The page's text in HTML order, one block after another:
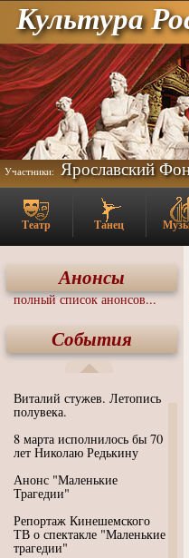
Культура
Участники: Ярославский
Театр Танец
Анонсы
полный список анонсов...
События
Виталий стужев. Летопись
полувека.
8 марта исполнилось бы 70
лет Николаю Редькину
Анонс "Маленькие
Трагедии"
Репортаж Кинешемского
ТВ о спектакле "Маленькие
трагедии"